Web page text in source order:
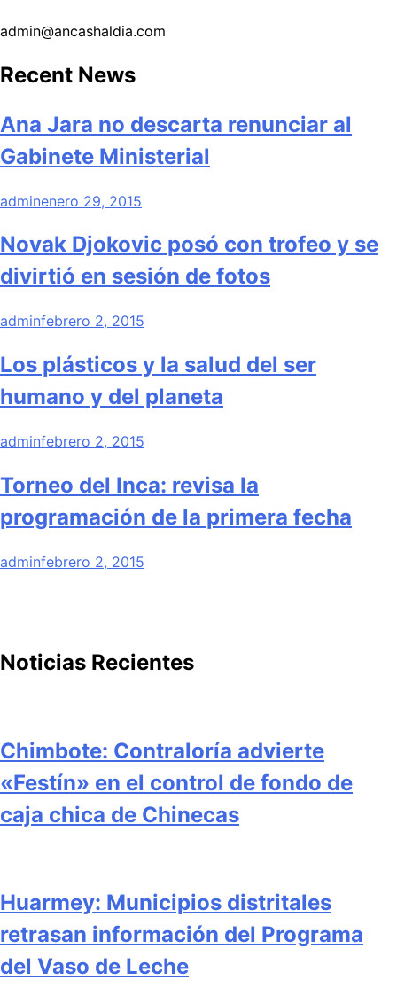
admin@ancashaldia.com
Recent News
Ana Jara no descarta renunciar al
Gabinete Ministerial
adminenero 29, 2015
Novak Djokovic posó con trofeo y se
divirtió en sesión de fotos
adminfebrero 2, 2015
Los plásticos y la salud del ser
humano y del planeta
adminfebrero 2, 2015
Torneo del Inca: revisa la
programación de la primera fecha
adminfebrero 2, 2015
Noticias Recientes
Chimbote: Contraloría advierte
«Festín» en el control de fondo de
caja chica de Chinecas
Huarmey: Municipios distritales
retrasan información del Programa
del Vaso de Leche